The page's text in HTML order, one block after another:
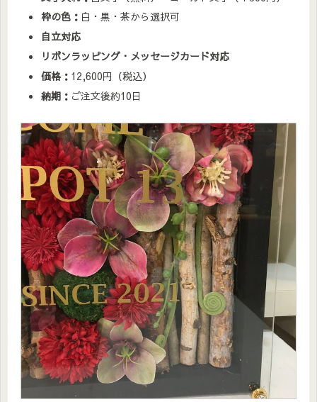
枠の色： 白・黒・茶から選択可
自立対応
リボンラッピング・メッセージカード対応
価格： 12,600円（税込）
納期： ご注文後約10日